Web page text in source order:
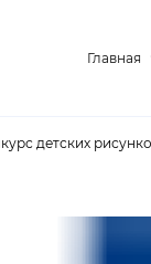
Главная
детских